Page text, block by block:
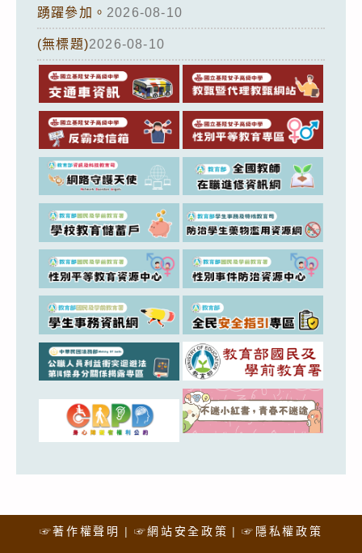
踴躍參加。 2026-08-10
(無標題)2026-08-10
☞著作權聲明 ☞網站安全政策 ☞隱私權政策